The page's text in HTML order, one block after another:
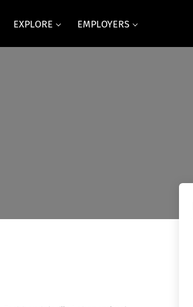
EXPLORE EMPLOYERS